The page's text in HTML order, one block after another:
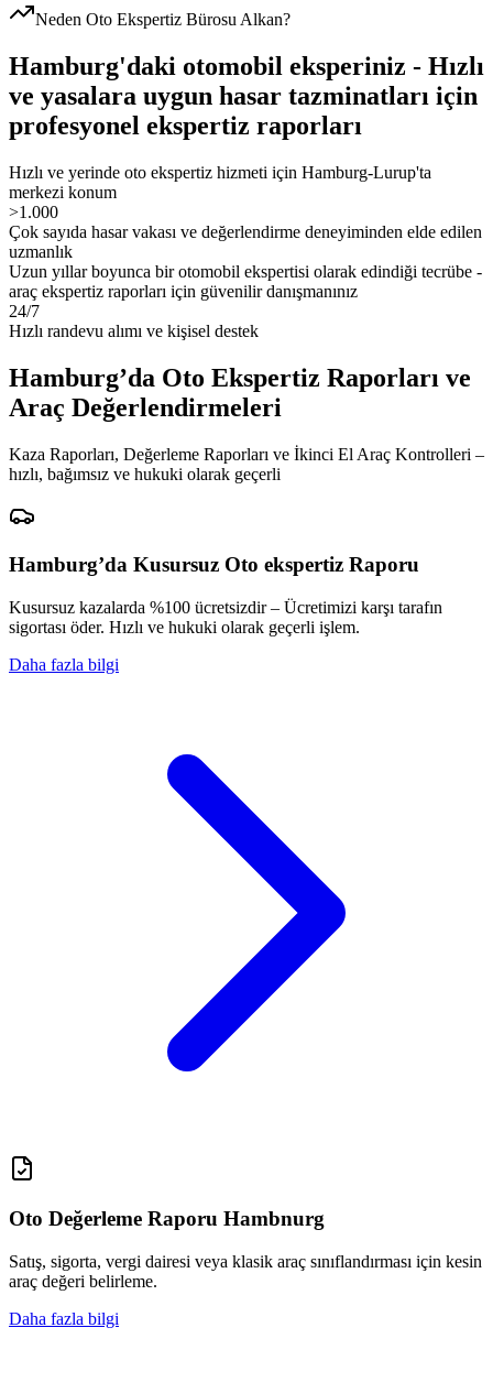
Neden Oto Ekspertiz Bürosu Alkan?
Hamburg'daki otomobil eksperiniz - Hızlı
ve yasalara uygun hasar tazminatları için
profesyonel ekspertiz raporları
Hızlı ve yerinde oto ekspertiz hizmeti için Hamburg-Lurup'ta
merkezi konum
>1.000
Çok sayıda hasar vakası ve değerlendirme deneyiminden elde edilen
uzmanlık
Uzun yıllar boyunca bir otomobil ekspertisi olarak edindiği tecrübe -
araç ekspertiz raporları için güvenilir danışmanınız
24/7
Hızlı randevu alımı ve kişisel destek
Hamburg’da Oto Ekspertiz Raporları ve
Araç Değerlendirmeleri
Kaza Raporları, Değerleme Raporları ve İkinci El Araç Kontrolleri –
hızlı, bağımsız ve hukuki olarak geçerli
Hamburg’da Kusursuz Oto ekspertiz Raporu
Kusursuz kazalarda %100 ücretsizdir – Ücretimizi karşı tarafın
sigortası öder. Hızlı ve hukuki olarak geçerli işlem.
Daha fazla bilgi
Oto Değerleme Raporu Hambnurg
Satış, sigorta, vergi dairesi veya klasik araç sınıflandırması için kesin
araç değeri belirleme.
Daha fazla bilgi